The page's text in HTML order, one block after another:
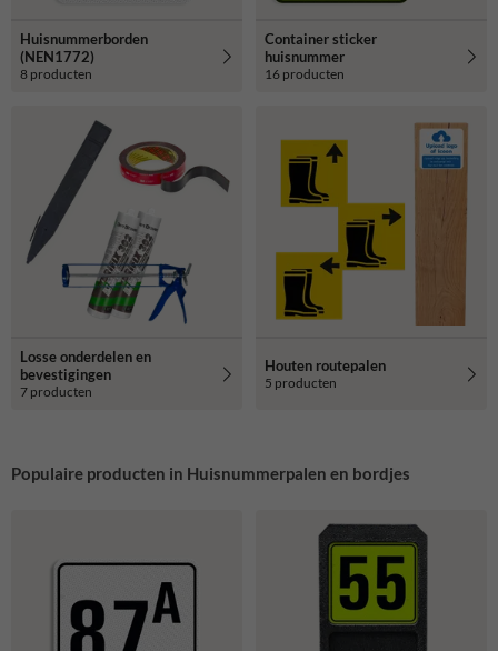
Huisnummerborden
(NEN1772)
8 producten
Container sticker
huisnummer
16 producten
Losse onderdelen en
bevestigingen
7 producten
Houten routepalen
5 producten
Populaire producten in Huisnummerpalen en bordjes